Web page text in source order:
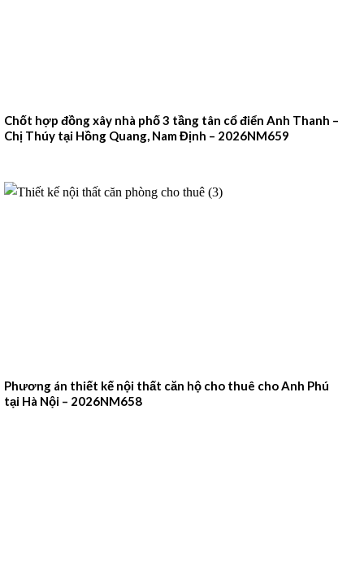
Chốt hợp đồng xây nhà phố 3 tầng tân cổ điển Anh Thanh –
Chị Thúy tại Hồng Quang, Nam Định – 2026NM659
Phương án thiết kế nội thất căn hộ cho thuê cho Anh Phú
tại Hà Nội – 2026NM658